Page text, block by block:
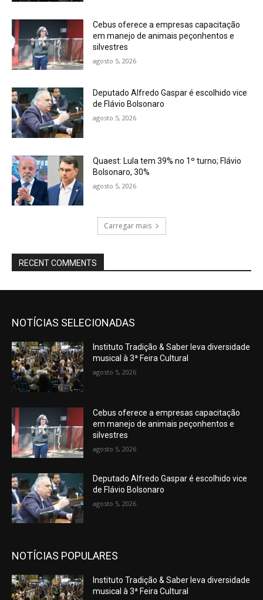
Cebus oferece a empresas capacitação
em manejo de animais peçonhentos e
silvestres
agosto 5, 2026
Deputado Alfredo Gaspar é escolhido vice
de Flávio Bolsonaro
agosto 5, 2026
Quaest: Lula tem 39% no 1º turno; Flávio
Bolsonaro, 30%
agosto 5, 2026
Carregar mais
RECENT COMMENTS
NOTÍCIAS SELECIONADAS
Instituto Tradição & Saber leva diversidade
musical à 3ª Feira Cultural
agosto 5, 2026
Cebus oferece a empresas capacitação
em manejo de animais peçonhentos e
silvestres
agosto 5, 2026
Deputado Alfredo Gaspar é escolhido vice
de Flávio Bolsonaro
agosto 5, 2026
NOTÍCIAS POPULARES
Instituto Tradição & Saber leva diversidade
musical à 3ª Feira Cultural